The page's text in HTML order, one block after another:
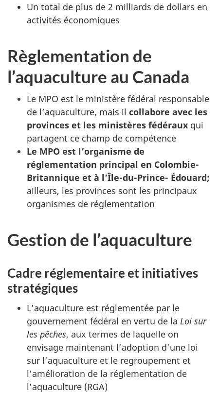
Un total de plus de 2 milliards de dollars en
activités économiques
Règlementation de
l’aquaculture au Canada
Le MPO est le ministère fédéral responsable
de l’aquaculture, mais il collabore avec les
provinces et les ministères fédéraux qui
partagent ce champ de compétence
Le MPO est l’organisme de
réglementation principal en Colombie-
Britannique et à l’Île-du-Prince- Édouard;
ailleurs, les provinces sont les principaux
organismes de réglementation
Gestion de l’aquaculture
Cadre réglementaire et initiatives
stratégiques
L’aquaculture est réglementée par le
gouvernement fédéral en vertu de la Loi sur
les pêches, aux termes de laquelle on
envisage maintenant l’adoption d’une loi
sur l’aquaculture et le regroupement et
l’amélioration de la réglementation de
l’aquaculture (RGA)